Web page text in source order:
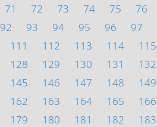
71 72 73 74 75 76
92 93 94 95 96 97
111 112 113 114 115
128 129 130 131 132
145 146 147 148 149
162 163 164 165 166
179 180 181 182 183